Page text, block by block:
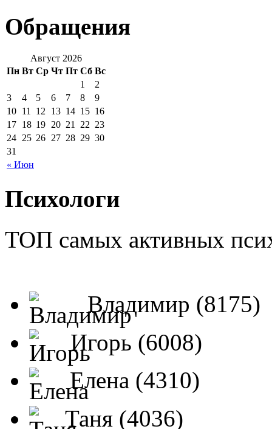
Обращения
Август 2026
Пн Вт Ср Чт Пт Сб Вс
« Июн
1
2
3
4 5 6 7 8
9
10 11 12 13 14 15 16
17 18 19 20 21 22 23
24 25 26 27 28 29 30
31
Психологи
ТОП самых активных
Владимир (8175)
Игорь (6008)
Елена (4310)
Таня (4036)